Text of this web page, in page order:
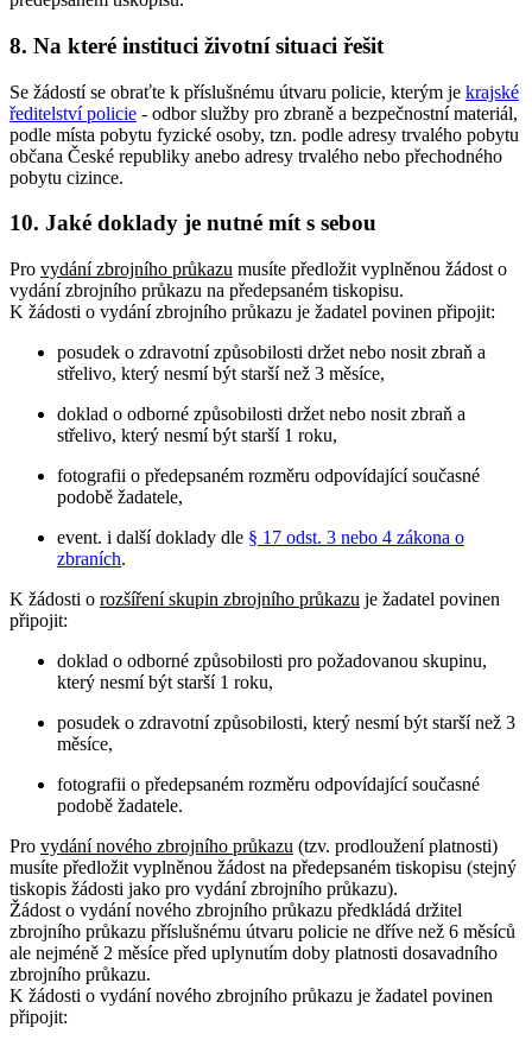
8. Na které instituci životní situaci řešit
Se žádostí se obraťte k příslušnému útvaru policie, kterým je krajské
ředitelství policie - odbor služby pro zbraně a bezpečnostní materiál,
podle místa pobytu fyzické osoby, tzn. podle adresy trvalého pobytu
občana České republiky anebo adresy trvalého nebo přechodného
pobytu cizince.
10. Jaké doklady je nutné mít s sebou
Pro vydání zbrojního průkazu musíte předložit vyplněnou žádost o
vydání zbrojního průkazu na předepsaném tiskopisu.
K žádosti o vydání zbrojního průkazu je žadatel povinen připojit:
posudek o zdravotní způsobilosti držet nebo nosit zbraň a
střelivo, který nesmí být starší než 3 měsíce,
doklad o odborné způsobilosti držet nebo nosit zbraň a
střelivo, který nesmí být starší 1 roku,
fotografii o předepsaném rozměru odpovídající současné
podobě žadatele,
event. i další doklady dle § 17 odst. 3 nebo 4 zákona o
zbraních.
K žádosti o rozšíření skupin zbrojního průkazu je žadatel povinen
připojit:
doklad o odborné způsobilosti pro požadovanou skupinu,
který nesmí být starší 1 roku,
posudek o zdravotní způsobilosti, který nesmí být starší než 3
měsíce,
fotografii o předepsaném rozměru odpovídající současné
podobě žadatele.
Pro vydání nového zbrojního průkazu (tzv. prodloužení platnosti)
musíte předložit vyplněnou žádost na předepsaném tiskopisu (stejný
tiskopis žádosti jako pro vydání zbrojního průkazu).
Žádost o vydání nového zbrojního průkazu předkládá držitel
zbrojního průkazu příslušnému útvaru policie ne dříve než 6 měsíců
ale nejméně 2 měsíce před uplynutím doby platnosti dosavadního
zbrojního průkazu.
K žádosti o vydání nového zbrojního průkazu je žadatel povinen
připojit: